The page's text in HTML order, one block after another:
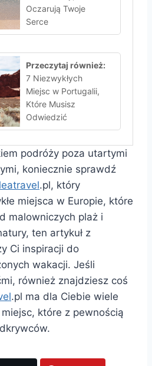
Oczarują Twoje
Serce
Przeczytaj również:
7 Niezwykłych
Miejsc w Portugalii,
Które Musisz
Odwiedzić
podróży poza utartymi
koniecznie sprawdź
.pl, który
miejsca w Europie, które
malowniczych plaż i
ten artykuł z
Ci inspiracji do
wakacji. Jeśli
również znajdziesz coś
.pl ma dla Ciebie wiele
które z pewnością